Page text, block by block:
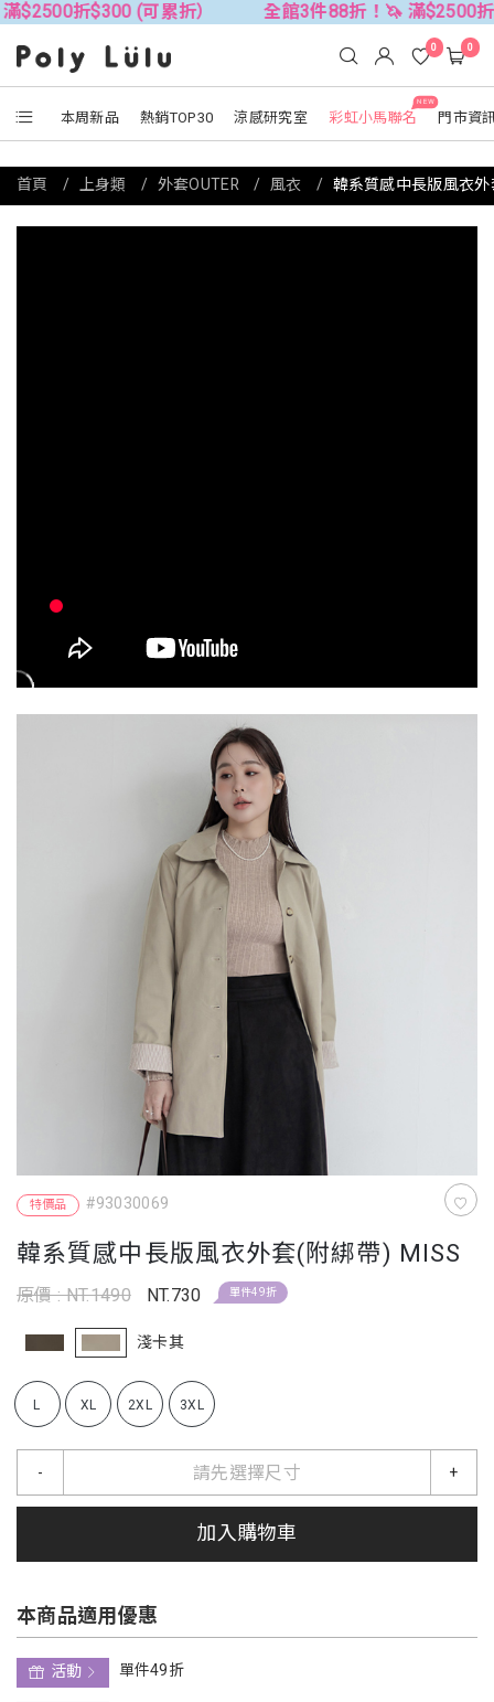
$300 (可累折） 全館3件88折！🦄 滿$2500折$300 (可
本周新品 熱銷TOP30 涼感研究室
NEW
彩虹小馬聯名 門市資
0 0
特價品 #93030069
韓系質感中長版風衣外套(附綁帶) MISS
原價 : NT.1490 NT.730 單件49折
淺卡其
L XL 2XL 3XL
請先選擇尺寸
- +
加入購物車
本商品適用優惠
活動
單件49折
首頁 上身類 外套OUTER 風衣 韓系質感中長版風衣